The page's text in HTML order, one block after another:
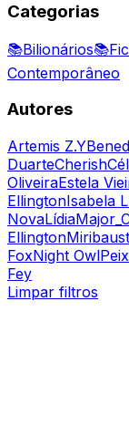
Categorias
📚Bilionários📚
Contemporâneo
Autores
Artemis Z.Y
DuarteCherish
OliveiraEstela
EllingtonIsabela
NovaLídia
Ellington
FoxNight Owl
Fey
Limpar filtros